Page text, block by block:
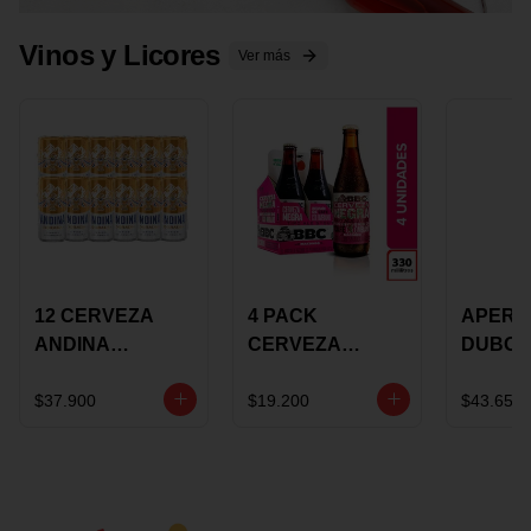
Vinos y Licores Ver más
12 CERVEZA
ANDINA
LATON
$37.900
4 PACK
CERVEZA
ROSE BBC
$19.200
VINO
$43.650